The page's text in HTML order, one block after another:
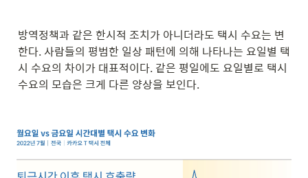
방역정책과 같은 한시적 조치가 아니더라도 택시 수요는 변
한다. 사람들의 평범한 일상 패턴에 의해 나타나는 요일별 택
시 수요의 차이가 대표적이다. 같은 평일에도 요일별로 택시
수요의 모습은 크게 다른 양상을 보인다.